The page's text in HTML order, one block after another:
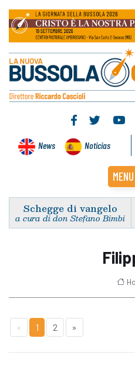
News Noticias
MENU
Schegge di vangelo
a cura di don Stefano Bimbi
« 1 2 »